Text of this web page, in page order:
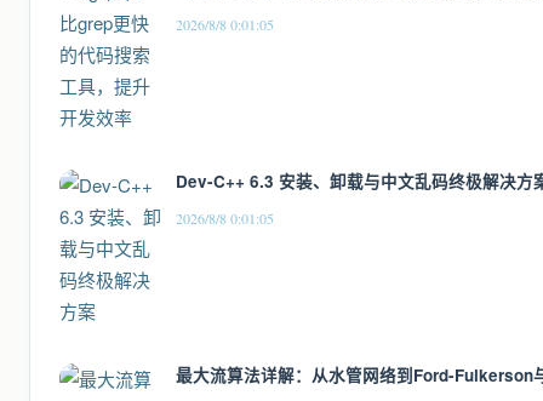
2026/8/8 0:01:05
Dev-C++ 6.3 安装、卸载与中文乱码终极解决方
2026/8/8 0:01:05
最大流算法详解：从水管网络到Ford-Fulkerson